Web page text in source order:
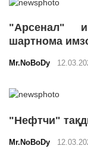
"Арсенал"
шартнома
Mr.NoBoDy
"Нефтчи"
Mr.NoBoDy